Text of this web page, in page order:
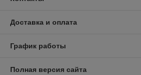
Доставка и оплата
График работы
Полная версия сайта